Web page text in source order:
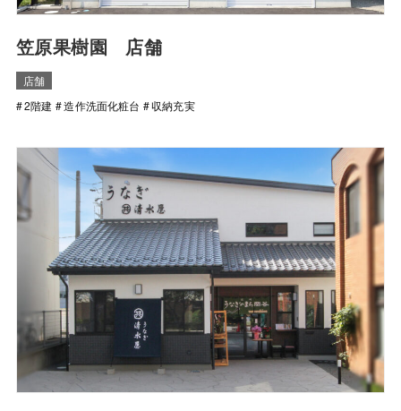
笠原果樹園 店舗
店舗
2階建
造作洗面化粧台 収納充実